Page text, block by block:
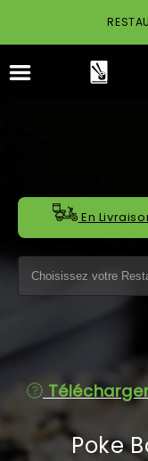
ACCUEIL
LA CARTE
MENTIONS
C.G.V
En
Poke